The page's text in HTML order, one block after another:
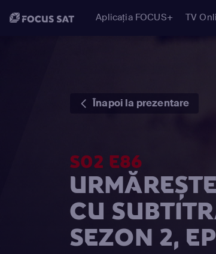
Aplicația FOCUS+ TV
Înapoi la prezentare
S02 E86
CU
SEZON 2,